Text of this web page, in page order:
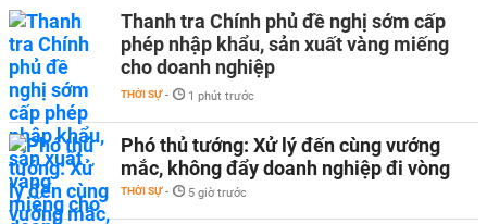
Thanh tra Chính phủ đề nghị sớm cấp
phép nhập khẩu, sản xuất vàng miếng
cho doanh nghiệp
THỜI SỰ - 1 phút trước
Phó thủ tướng: Xử lý đến cùng vướng
mắc, không đẩy doanh nghiệp đi vòng
THỜI SỰ - 5 giờ trước